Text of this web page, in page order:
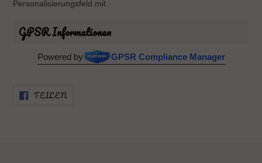
Personalisierungsfeld mit
GPSR Informationen
Powered by GPSR Compliance Manager
TEILENFACEBOOK